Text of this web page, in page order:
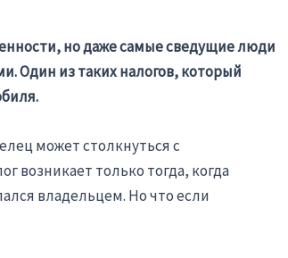
но даже самые сведущие люди
Один из таких налогов, который
может столкнуться с
возникает только тогда, когда
владельцем. Но что если